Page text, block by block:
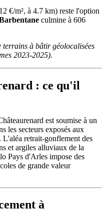
€/m², à 4.7 km) reste l'option
culmine à 606
terrains à bâtir géolocalisées
2023-2025).
: ce qu'il
est soumise à un
les secteurs exposés aux
L'aléa retrait-gonflement des
et argiles alluviaux de la
Pays d'Arles impose des
de grande valeur
à